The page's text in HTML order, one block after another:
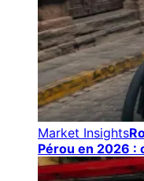
Market Insights
Pérou en 2026 :